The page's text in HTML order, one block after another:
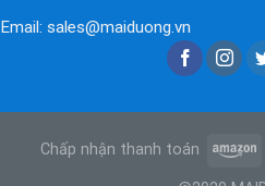
Email: sales@maiduong.vn
Chấp nhận thanh toán